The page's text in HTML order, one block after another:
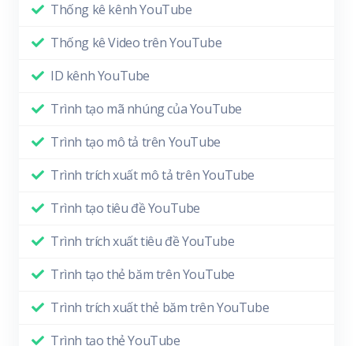
Thống kê kênh YouTube
Thống kê Video trên YouTube
ID kênh YouTube
Trình tạo mã nhúng của YouTube
Trình tạo mô tả trên YouTube
Trình trích xuất mô tả trên YouTube
Trình tạo tiêu đề YouTube
Trình trích xuất tiêu đề YouTube
Trình tạo thẻ băm trên YouTube
Trình trích xuất thẻ băm trên YouTube
Trình tạo thẻ YouTube